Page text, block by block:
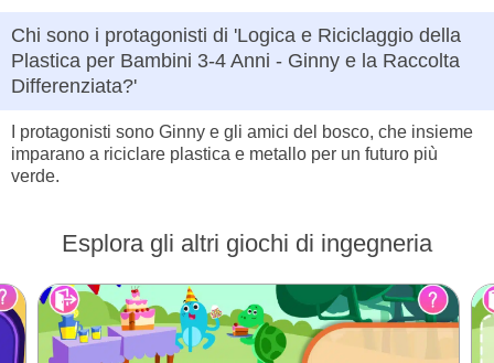
Chi sono i protagonisti di 'Logica e Riciclaggio della
Plastica per Bambini 3-4 Anni - Ginny e la Raccolta
Differenziata?'
I protagonisti sono Ginny e gli amici del bosco, che insieme
imparano a riciclare plastica e metallo per un futuro più
verde.
Esplora gli altri giochi di ingegneria